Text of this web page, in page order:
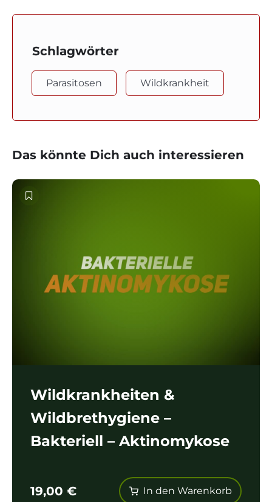
Schlagwörter
Parasitosen Wildkrankheit
Das könnte Dich auch interessieren
Wildkrankheiten &
Wildbrethygiene –
Bakteriell – Aktinomykose
19,00 € In den Warenkorb